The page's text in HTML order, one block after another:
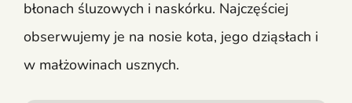
błonach śluzowych i naskórku. Najczęściej
obserwujemy je na nosie kota, jego dziąsłach i
w małżowinach usznych.